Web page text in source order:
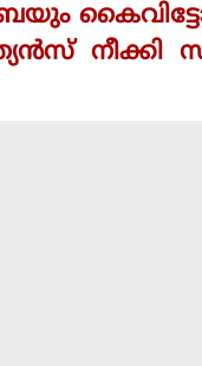
നീക്കി